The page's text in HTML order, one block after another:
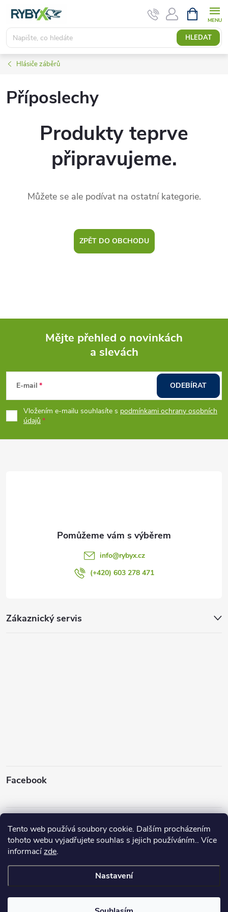
Tento web používá soubory cookie. Dalším procházením
tohoto webu vyjadřujete souhlas s jejich používáním.. Více
informacízde.
Nastavení
obsah
HLEDAT
NÁKUPNÍ
KOŠÍK
Hlásiče záběrů
Příposlechy
Produkty teprve
připravujeme.
Můžete se ale podívat na ostatní kategorie.
ZPĚT DO OBCHODU
p
a
Mějte přehled o novinkách
a slevách
E-mail
Vložením e-mailu souhlasíte s podmínkami ochrany osobních
údajů
ODEBÍRAT
Zákaznický servis
Facebook
info@rybyx.cz
(+420) 603 278 471
Sledovat na Instagramu
cookies